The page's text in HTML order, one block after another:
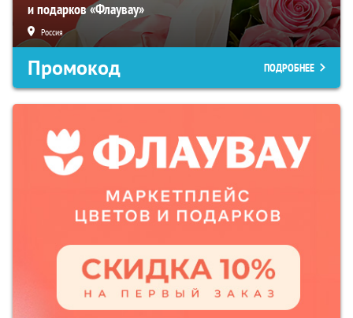
и подарков «Флаувау»
Россия
Промокод ПОДРОБНЕЕ